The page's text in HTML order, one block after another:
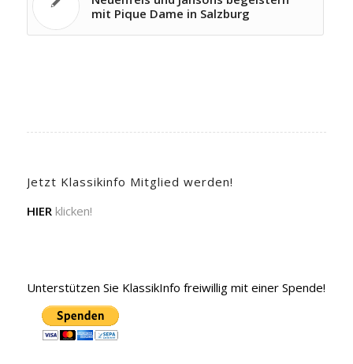
mit Pique Dame in Salzburg
Jetzt Klassikinfo Mitglied werden!
HIER klicken!
Unterstützen Sie KlassikInfo freiwillig mit einer Spende!